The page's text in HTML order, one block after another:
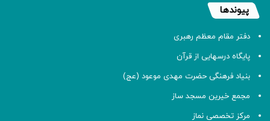
پیوندها
دفتر مقام معظم رهبری
پایگاه درسهایی از قرآن
بنیاد فرهنگی حضرت مهدی موعود (عج)
مجمع خیرین مسجد ساز
مرکز تخصصی نماز